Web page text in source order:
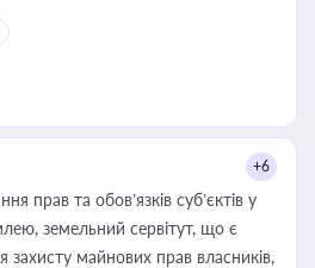
+6
прав та обов’язків суб’єктів у
земельний сервітут, що є
майнових прав власників,